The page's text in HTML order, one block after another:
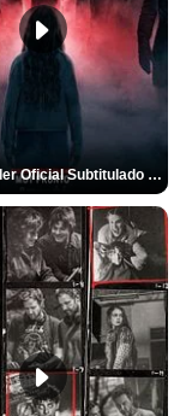
Primer Tráiler Oficial Subtitulado de 'La Noche Del Demonio: Están Entre Nosotros'